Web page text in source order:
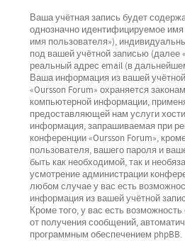
Ваша учётная запись будет
однозначно идентифицируемое
имя пользователя»),
под вашей учётной записью (далее
реальный адрес email (в
Ваша информация из вашей
«Oursson Forum» охраняется
компьютерной информации,
предоставляющей нам услуги
информация, запрашиваемая при
конференции «Oursson Forum»,
пользователя, вашего пароля и
быть как необходимой, так и
усмотрение администрации
любом случае у вас есть
информация из вашей учётной
Кроме того, у вас есть
от получения сообщений,
программным обеспечением phpBB.